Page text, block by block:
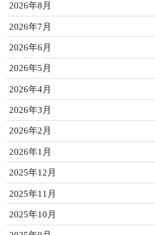
2026年8月
2026年7月
2026年6月
2026年5月
2026年4月
2026年3月
2026年2月
2026年1月
2025年12月
2025年11月
2025年10月